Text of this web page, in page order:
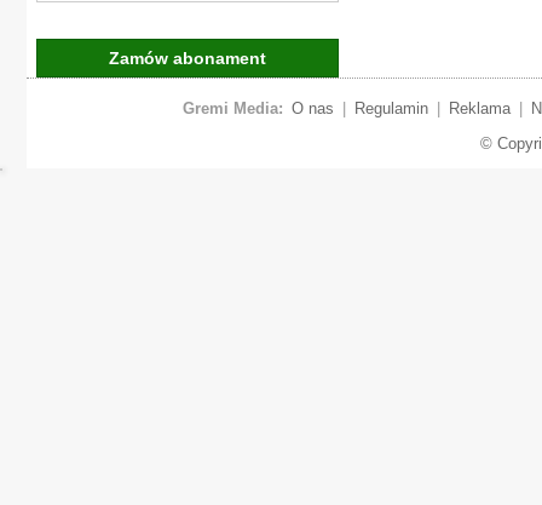
Zamów abonament
Gremi Media: O nas Regulamin Reklama
©